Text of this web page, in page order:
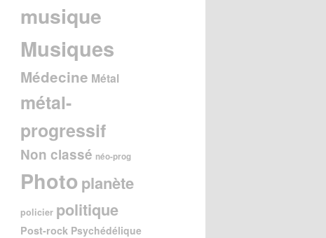
musique
Musiques
Médecine Métal
métal-
progressif
Non classé néo-prog
Photo planète
policier politique
Post-rock Psychédélique